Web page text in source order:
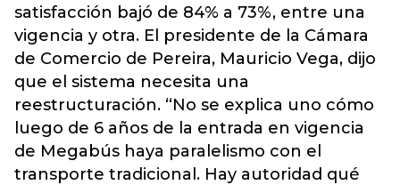
satisfacción bajó de 84% a 73%, entre una
vigencia y otra. El presidente de la Cámara
de Comercio de Pereira, Mauricio Vega, dijo
que el sistema necesita una
reestructuración. “No se explica uno cómo
luego de 6 años de la entrada en vigencia
de Megabús haya paralelismo con el
transporte tradicional. Hay autoridad qué